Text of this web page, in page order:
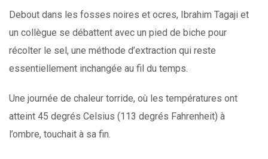
Debout dans les fosses noires et ocres, Ibrahim Tagaji et
un collègue se débattent avec un pied de biche pour
récolter le sel, une méthode d’extraction qui reste
essentiellement inchangée au fil du temps.
Une journée de chaleur torride, où les températures ont
atteint 45 degrés Celsius (113 degrés Fahrenheit) à
l’ombre, touchait à sa fin.